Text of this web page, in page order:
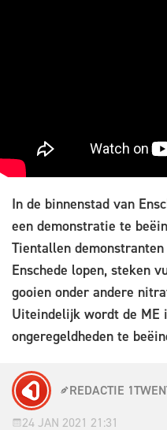
In de binnenstad van
een demonstratie te
Tientallen
Enschede lopen, steken
gooien onder andere
Uiteindelijk wordt de ME
ongeregeldheden te
REDACTIE
24 JAN 2021 21:31